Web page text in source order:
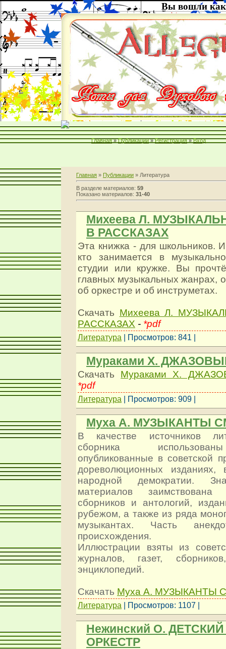
Вы вошли как
Главная » Публикации » Регистрация » Вход
Главная » Публикации » Литература
В разделе материалов: 59
Показано материалов: 31-40
Михеева Л.
В РАССКАЗАХ
Эта книжка - для школьников.
кто занимается в
студии или кружке. Вы
главных музыкальных жанрах, о
об оркестре и об инструметах.
Скачать Михеева Л.
РАССКАЗАХ - *pdf
Литература | Просмотров: 841 |
Мураками Х.
Скачать Мураками Х.
*pdf
Литература | Просмотров: 909 |
Муха А. МУЗЫКАНТЫ
В качестве источников
сборника
опубликованные в советской
дореволюционных изданиях,
народной демократии.
материалов
сборников и антологий,
рубежом, а также из ряда
музыкантах. Часть
происхождения.
Иллюстрации взяты из
журналов, газет,
энциклопедий.
Скачать Муха А. МУЗЫКАНТЫ
Литература | Просмотров: 1107 |
Нежинский О.
ОРКЕСТР